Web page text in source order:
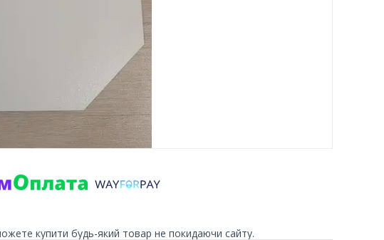
купити будь-який товар не покидаючи сайту.